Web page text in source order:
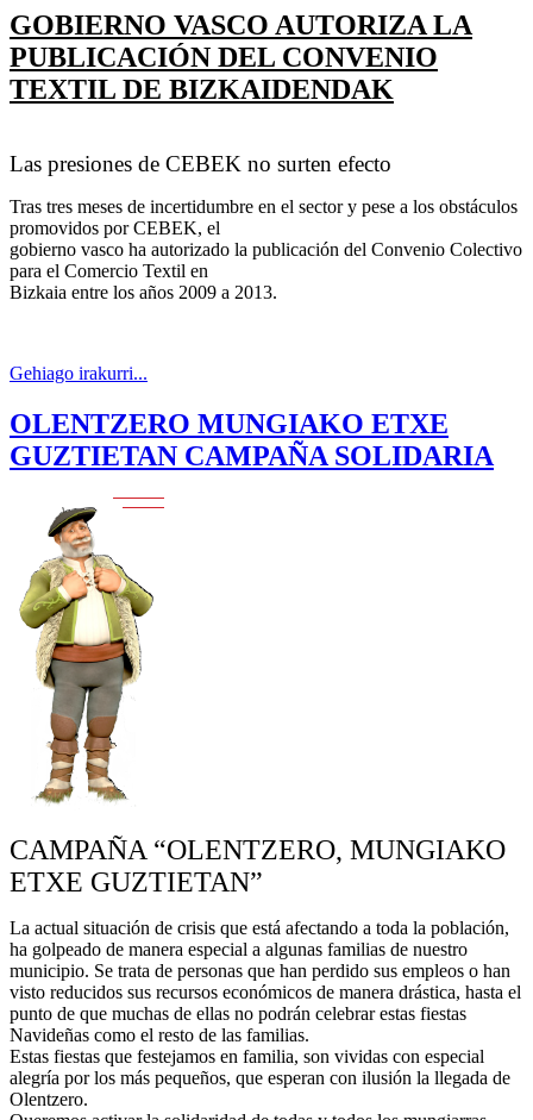
GOBIERNO VASCO AUTORIZA LA
PUBLICACIÓN DEL CONVENIO
TEXTIL DE BIZKAIDENDAK
Las presiones de CEBEK no surten efecto
Tras tres meses de incertidumbre en el sector y pese a los obstáculos
promovidos por CEBEK, el
gobierno vasco ha autorizado la publicación del Convenio Colectivo
para el Comercio Textil en
Bizkaia entre los años 2009 a 2013.
Gehiago irakurri...
OLENTZERO MUNGIAKO ETXE
GUZTIETAN CAMPAÑA SOLIDARIA
CAMPAÑA “OLENTZERO, MUNGIAKO
ETXE GUZTIETAN”
La actual situación de crisis que está afectando a toda la población,
ha golpeado de manera especial a algunas familias de nuestro
municipio. Se trata de personas que han perdido sus empleos o han
visto reducidos sus recursos económicos de manera drástica, hasta el
punto de que muchas de ellas no podrán celebrar estas fiestas
Navideñas como el resto de las familias.
Estas fiestas que festejamos en familia, son vividas con especial
alegría por los más pequeños, que esperan con ilusión la llegada de
Olentzero.